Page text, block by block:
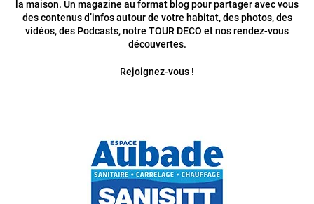
la maison. Un magazine au format blog pour partager avec vous
des contenus d’infos autour de votre habitat, des photos, des
vidéos, des Podcasts, notre TOUR DECO et nos rendez-vous
découvertes.
Rejoignez-vous !